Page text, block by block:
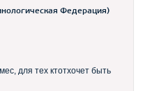
Федерация)